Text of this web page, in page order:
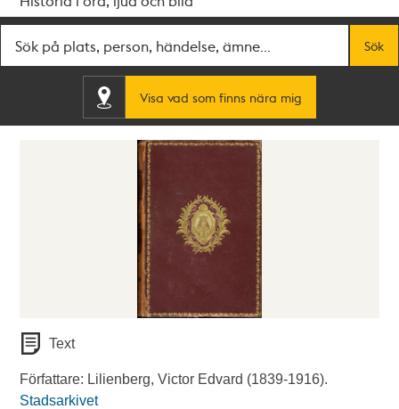
Sök
Visa vad som finns nära mig
Text
Författare: Lilienberg, Victor Edvard (1839-1916).
Stadsarkivet